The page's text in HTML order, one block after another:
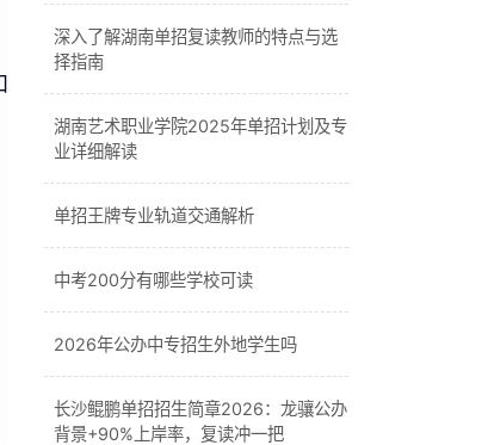
深入了解湖南单招复读教师的特点与选
择指南
湖南艺术职业学院2025年单招计划及专
业详细解读
单招王牌专业轨道交通解析
中考200分有哪些学校可读
2026年公办中专招生外地学生吗
长沙鲲鹏单招招生简章2026：龙骧公办
背景+90%上岸率，复读冲一把